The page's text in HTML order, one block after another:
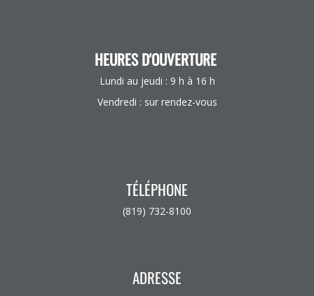
HEURES D'OUVERTURE
Lundi au jeudi : 9 h à 16 h
Vendredi : sur rendez-vous
TÉLÉPHONE
(819) 732-8100
ADRESSE